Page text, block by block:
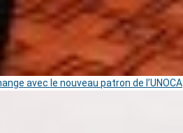
avec le nouveau patron de l’UNOCA